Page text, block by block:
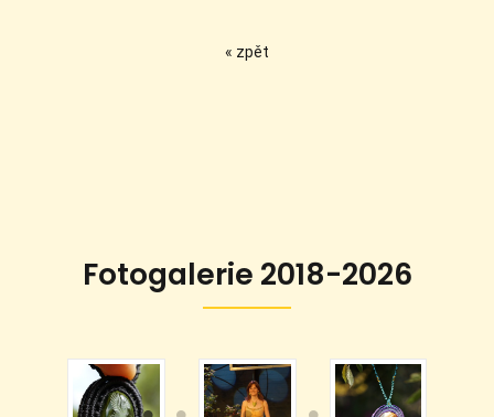
« zpět
Fotogalerie 2018-2026